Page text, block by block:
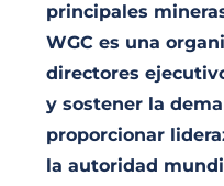
principales
WGC es una
directores
y sostener la
proporcionar
la autoridad